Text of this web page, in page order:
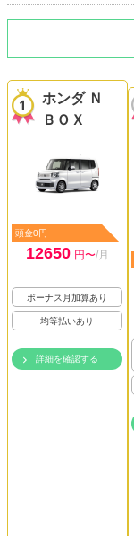
ホンダ Ｎ
ＢＯＸ
頭金0円
12650 円〜/月
ボーナス月加算あり
均等払いあり
詳細を確認する